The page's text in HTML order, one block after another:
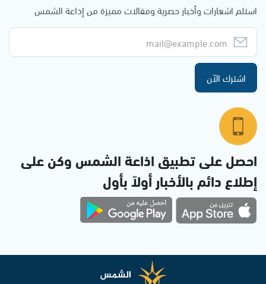
استلم اشعارات وأخبار حصرية ومقالات مميزة من إذاعة الشمس
اشترك الآن
احصل على تطبيق اذاعة الشمس وكن على
إطلاع دائم بالأخبار أولاً بأول